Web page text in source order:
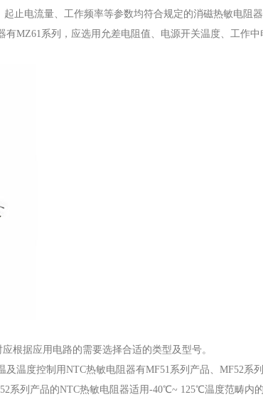
止电流量、工作频率等参数均符合规定的消磁热敏电阻
MZ61系列，应选用允差电阻值、电源开关温度、工作
根据应用电路的需要选择合适的类型及型号。
温度控制用NTC热敏电阻器有MF51系列产品、MF52系
系列产品的NTC热敏电阻器适用-40℃~ 125℃温度范畴内